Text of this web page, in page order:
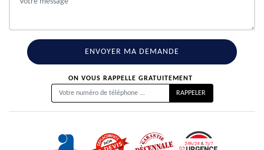
ON VOUS RAPPELLE GRATUITEMENT